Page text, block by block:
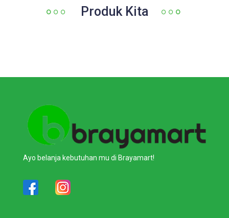
Produk Kita
Ayo belanja kebutuhan mu di Brayamart!